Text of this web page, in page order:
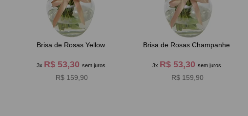
Brisa de Rosas Yellow
3x R$ 53,30 sem juros
R$ 159,90
Brisa de Rosas Champanhe
3x R$ 53,30 sem juros
R$ 159,90